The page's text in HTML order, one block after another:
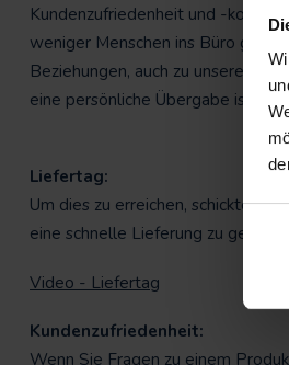
Kundenzufriedenheit und -
weniger Menschen ins Büro
Beziehungen, auch zu unseren
eine persönliche Übergabe ist
Liefertag:
Um dies zu erreichen, schickten
eine schnelle Lieferung zu
Video - Liefertag
Kundenzufriedenheit:
Wenn Sie Fragen zu einem